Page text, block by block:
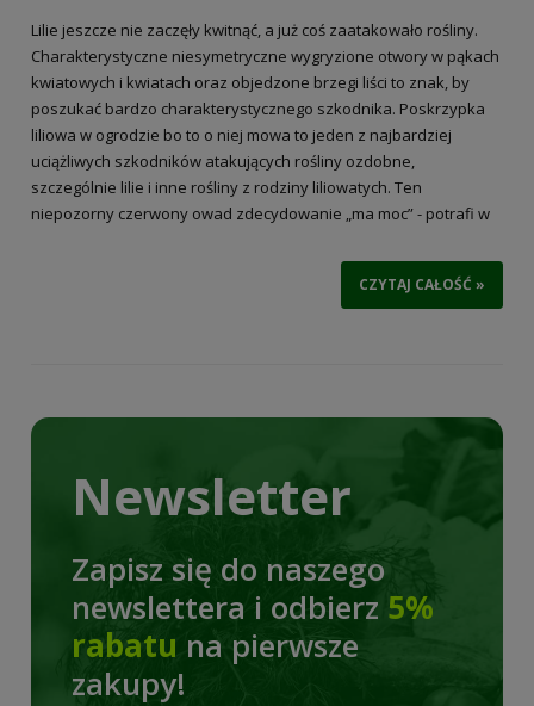
Lilie jeszcze nie zaczęły kwitnąć, a już coś zaatakowało rośliny.
Charakterystyczne niesymetryczne wygryzione otwory w pąkach
kwiatowych i kwiatach oraz objedzone brzegi liści to znak, by
poszukać bardzo charakterystycznego szkodnika. Poskrzypka
liliowa w ogrodzie bo to o niej mowa to jeden z najbardziej
uciążliwych szkodników atakujących rośliny ozdobne,
szczególnie lilie i inne rośliny z rodziny liliowatych. Ten
niepozorny czerwony owad zdecydowanie „ma moc” - potrafi w
liściach żerują zarówno larwy jaki i dorosłe osobniki, co w krótkim
czasie może doprowadzić do osłabienia kwitnienia, żółcenia się
szkodnika – jak wygląda poskrzypka liliowa, gdzie występuje, jaki
przy użyciu skutecznych preparatów.
CZYTAJ CAŁOŚĆ »
Newsletter
Zapisz się do naszego
newslettera i odbierz 5%
rabatu na pierwsze
zakupy!